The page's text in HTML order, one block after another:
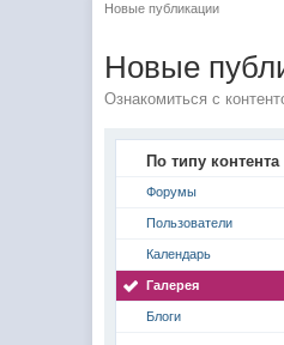
Новые публикации
Новые
Ознакомиться с
По типу контента
Форумы
Пользователи
Календарь
Галерея
Блоги